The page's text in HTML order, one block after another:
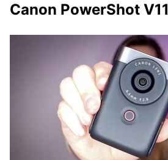
Canon PowerShot V11